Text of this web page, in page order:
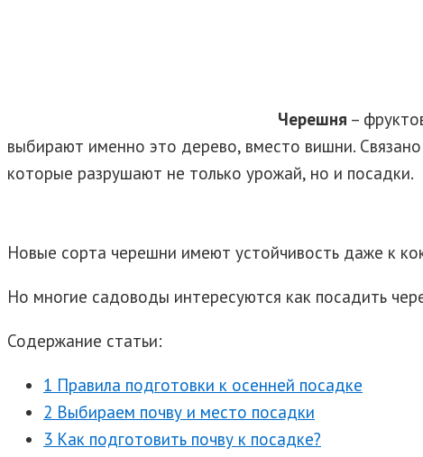
Черешня –
выбирают именно это дерево, вместо вишни.
которые разрушают не только урожай, но и посадки.
Новые сорта черешни имеют устойчивость даже к
Но многие садоводы интересуются как посадить
Содержание статьи:
1 Правила подготовки к осенней посадке
2 Выбираем почву и место посадки
3 Как подготовить почву к посадке?